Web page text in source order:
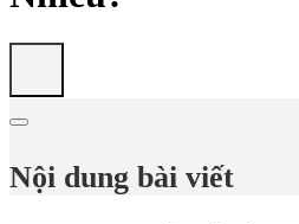
Nội dung bài viết